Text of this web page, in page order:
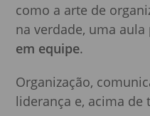
como a arte de
na verdade, uma
em equipe.
Organização,
liderança e, acima de